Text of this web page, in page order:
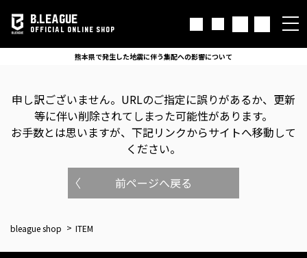
B.LEAGUE
OFFICIAL ONLINE SHOP
熊本県で発生した地震に伴う集配への影響について
申し訳ございません。 URLのご指定に誤りがあるか、更新
等に伴い削除されてしまった可能性があります。
お手数とは思いますが、下記リンクからサイトへ移動して
ください。
前ページへ戻る
bleague shop ITEM